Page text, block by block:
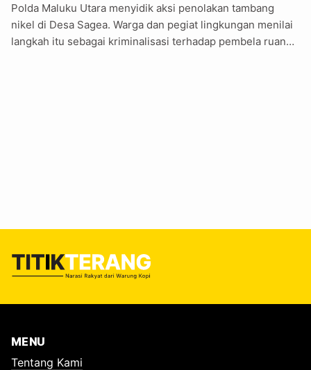
Polda Maluku Utara menyidik aksi penolakan tambang
nikel di Desa Sagea. Warga dan pegiat lingkungan menilai
langkah itu sebagai kriminalisasi terhadap pembela ruang
aksi…
MENU
Tentang Kami